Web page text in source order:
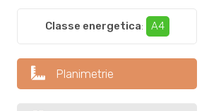
Classe energetica: A4
Planimetrie